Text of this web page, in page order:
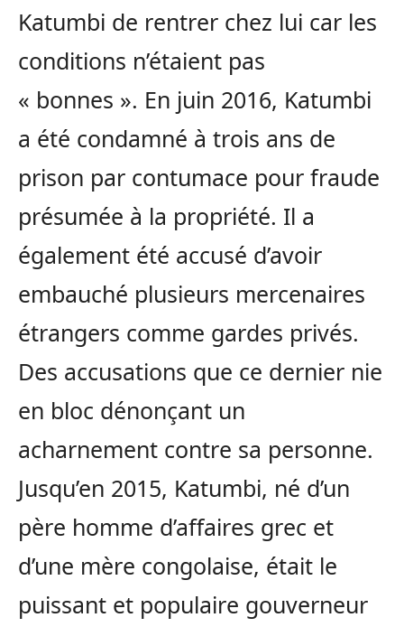
Katumbi de rentrer chez lui car les
conditions n’étaient pas
« bonnes ». En juin 2016, Katumbi
a été condamné à trois ans de
prison par contumace pour fraude
présumée à la propriété. Il a
également été accusé d’avoir
embauché plusieurs mercenaires
étrangers comme gardes privés.
Des accusations que ce dernier nie
en bloc dénonçant un
acharnement contre sa personne.
Jusqu’en 2015, Katumbi, né d’un
père homme d’affaires grec et
d’une mère congolaise, était le
puissant et populaire gouverneur